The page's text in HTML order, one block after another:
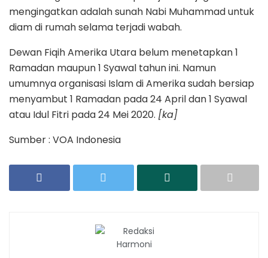
mengingatkan adalah sunah Nabi Muhammad untuk
diam di rumah selama terjadi wabah.
Dewan Fiqih Amerika Utara belum menetapkan 1
Ramadan maupun 1 Syawal tahun ini. Namun
umumnya organisasi Islam di Amerika sudah bersiap
menyambut 1 Ramadan pada 24 April dan 1 Syawal
atau Idul Fitri pada 24 Mei 2020. [ka]
Sumber : VOA Indonesia